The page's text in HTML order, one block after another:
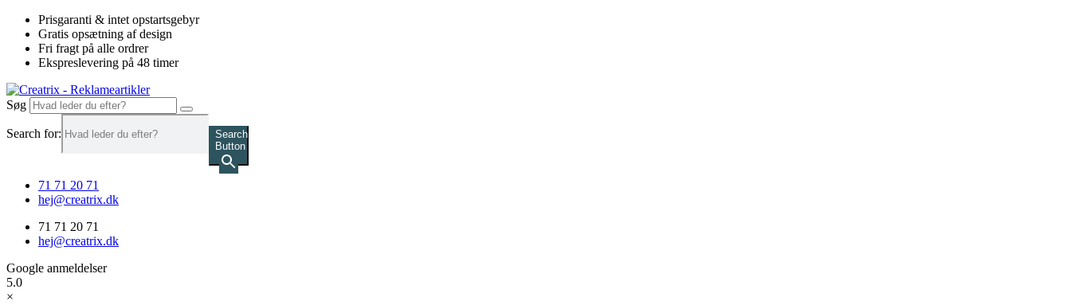
Videre
indhold
Prisgaranti & intet opstartsgebyr
Gratis opsætning af design
Fri fragt på alle ordrer
Ekspreslevering på 48 timer
Søg
Search for:
Search
Button
71 71 20 71
hej@creatrix.dk
71 71 20 71
hej@creatrix.dk
Google anmeldelser
5.0
×